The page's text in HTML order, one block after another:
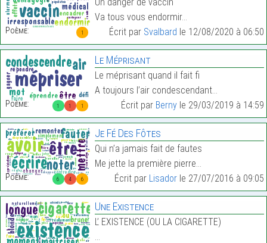
1
Poème:
Va tous vous endormir…
Écrit par Svalbard le 12/08/2020 à 06:50
1 1 1
Poème:
Le Méprisant
Le méprisant quand il fait fi
A toujours l’air condescendant…
Écrit par Bernyle 29/03/2019 à 14:59
6 4 6
Poème:
Je Fé Des Fôtes
Qui n’a jamais fait de fautes
Me jette la première pierre…
Écrit par Lisadorle 27/07/2016 à 09:05
Une Existence
L’ EXISTENCE (OU LA CIGARETTE)
…